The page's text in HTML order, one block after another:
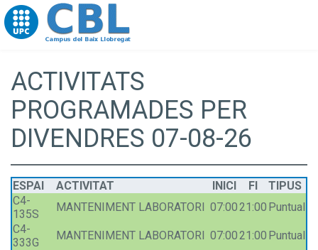
Go to upc.edu
ACTIVITATS
PROGRAMADES PER
DIVENDRES 07-08-26
ESPAI ACTIVITAT INICI FI
TIPUS
C4-
135S
MANTENIMENT LABORATORI 07:0021:00 Puntual
C4-
333G
MANTENIMENT LABORATORI 07:0021:00 Puntual